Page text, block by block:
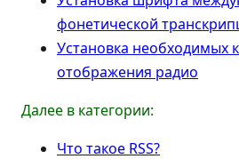
фонетической
Установка необходимых
отображения радио
Далее в категории:
Что такое RSS?